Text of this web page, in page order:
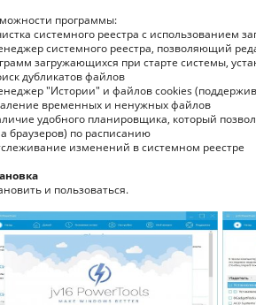
программы:
системного реестра с использованием
системного реестра, позволяющий
загружающихся при старте системы,
дубликатов файлов
"Истории" и файлов cookies
временных и ненужных файлов
удобного планировщика, который
браузеров) по расписанию
изменений в системном реестре
и пользоваться.